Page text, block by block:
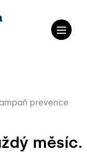
prevence
měsíc.